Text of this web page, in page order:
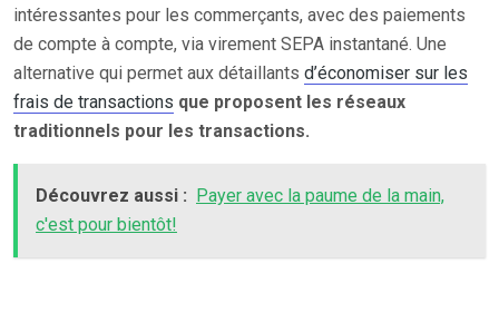
intéressantes pour les commerçants, avec des paiements
de compte à compte, via virement SEPA instantané. Une
alternative qui permet aux détaillants d’économiser sur les
frais de transactions que proposent les réseaux
traditionnels pour les transactions.
Découvrez aussi : Payer avec la paume de la main,
c'est pour bientôt!